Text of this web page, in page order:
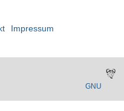
Impressum
GNU